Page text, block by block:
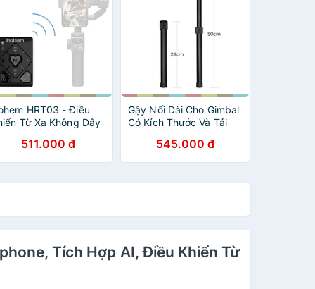
HRT03 - Điều
Từ Xa Không Dây
- Hàng chính
511.000 đ
Gậy Nối Dài Cho Gimbal
Có Kích Thước Và Tải
Tối Đa 50cm- hàng
nhập khẩu
545.000 đ
Tích Hợp AI, Điều Khiển Từ